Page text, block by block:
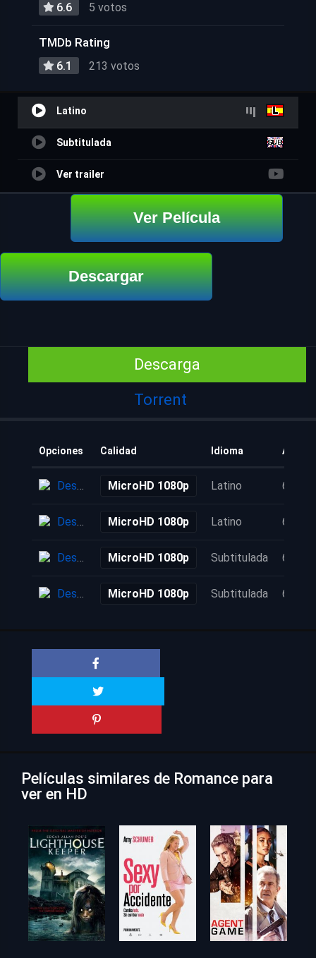
6.6 5 votos
TMDb Rating
6.1 213 votos
Latino
Subtitulada
Ver trailer
Ver Película
Descargar
Descarga
Torrent
Opciones Calidad Idioma
Descarga MicroHD 1080p Latino 6 años
Descarga MicroHD 1080p Latino 6 años
Descarga MicroHD 1080p Subtitulada 6 años
Descarga MicroHD 1080p Subtitulada 6 años
Películas similares de Romance para
ver en HD